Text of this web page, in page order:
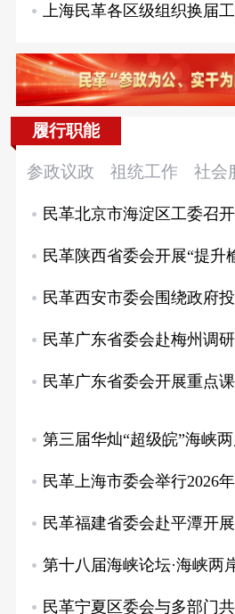
上海民革各区级组织换届
参政议政 祖统工作 社会
民革广东省委会赴梅州调
民革广东省委会开展重点
民革上海市委会举行2026
民革福建省委会赴平潭开
第十八届海峡论坛·海峡两